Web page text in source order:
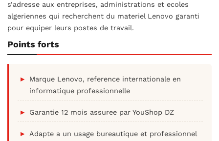
s’adresse aux entreprises, administrations et ecoles
algeriennes qui recherchent du materiel Lenovo garanti
pour equiper leurs postes de travail.
Points forts
Marque Lenovo, reference internationale en
informatique professionnelle
Garantie 12 mois assuree par YouShop DZ
Adapte a un usage bureautique et professionnel